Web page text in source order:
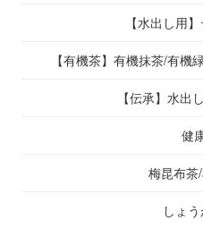
【水出し用
【有機茶】有機抹茶/有機
【伝承】水出
健
梅昆布茶
しょ